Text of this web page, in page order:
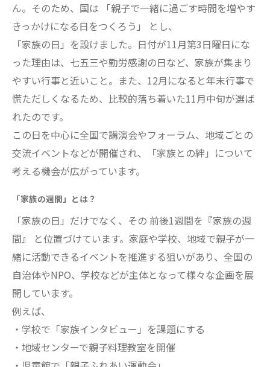
ん。そのため、国は 「親子で一緒に過ごす時間を増やす
きっかけになる日をつくろう」 とし、
「家族の日」を設けました。日付が11月第3日曜日にな
った理由は、七五三や勤労感謝の日など、家族が集まり
やすい行事と近いこと。また、12月になると年末行事で
慌ただしくなるため、比較的落ち着いた11月中旬が選ば
れたのです。
この日を中心に全国で講演会やフォーラム、地域ごとの
交流イベントなどが開催され、「家族との絆」について
考える機会が広がっています。
「家族の週間」とは？
「家族の日」だけでなく、その 前後1週間を『家族の週
間』 と位置づけています。家庭や学校、地域で親子が一
緒に活動できるイベントを推進する狙いがあり、全国の
自治体やNPO、学校などが主体となって様々な企画を展
開しています。
例えば、
・学校で「家族インタビュー」を課題にする
・地域センターで親子料理教室を開催